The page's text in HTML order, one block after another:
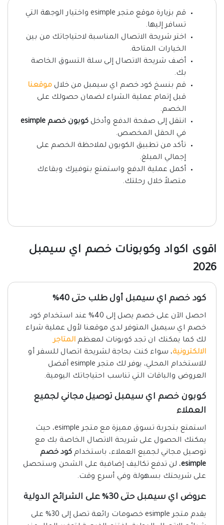
قم بزيارة موقع متجر esimple واختيار الوجهة التي
تسافر إليها.
اختر شريحة الاتصال المناسبة لاحتياجاتك من بين
الخيارات المتاحة.
أضف شريحة الاتصال إلى سلة التسوق الخاصة
بك.
قم بنسخ كود خصم اي سيمبل من خلال موقعنا
قبل إتمام عملية الشراء لضمان حصولك على
الخصم.
انتقل إلى صفحة الدفع وأدخل كوبون خصم esimple
في الحقل المخصص.
تأكد من تطبيق الكوبون لملاحظة الخصم على
إجمالي المبلغ.
أكمل عملية الدفع واستمتع بتوفيرك وبقاءك
متصلاً خلال رحلتك.
اقوى اكواد وكوبونات خصم اي سيمبل
2026
كود خصم اي سيمبل أول طلب حتى 40%
احصل الآن على خصم يصل إلى 40% عند استخدام كود
خصم اي سيمبل المتوفر لدى موقعنا لأول عملية شراء
لك كما يمكنك ان تجد كوبونات لمعظم المتاجر
الالكترونية، سواء كنت بحاجة لشريحة اتصال للسفر أو
للاستخدام المحلي، يوفر لك متجر esimple أفضل
العروض والباقات التي تناسب احتياجاتك اليومية.
كوبون خصم اي سيمبل توصيل مجاني لجميع
العملاء
استمتع بتجربة تسوق مميزة مع متجر esimple، حيث
يمكنك الحصول على شريحة الاتصال الخاصة بك مع
توصيل مجاني لجميع العملاء، باستخدام كود خصم
esimple، لن تدفع تكاليف إضافية على الشحن وستحصل
على شريحتك بسهولة وفي أسرع وقت.
عروض اي سيمبل حتى 30% على الشرائح الدولية
يقدم متجر esimple خصومات رائعة تصل إلى 30% على